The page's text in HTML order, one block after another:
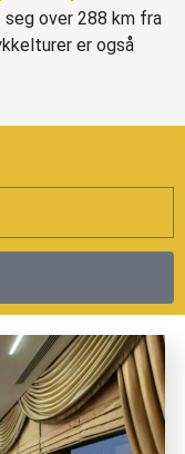
over 288 km fra
er også